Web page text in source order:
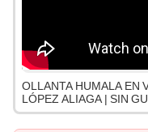
OLLANTA HUMALA EN
LÓPEZ ALIAGA | SIN